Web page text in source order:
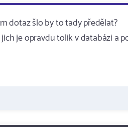
dotaz šlo by to tady předělat?
je opravdu tolik v databázi a